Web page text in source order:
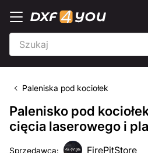
Paleniska pod kociołek
Palenisko pod
cięcia laserowego i
Sprzedawca: FirePitStore